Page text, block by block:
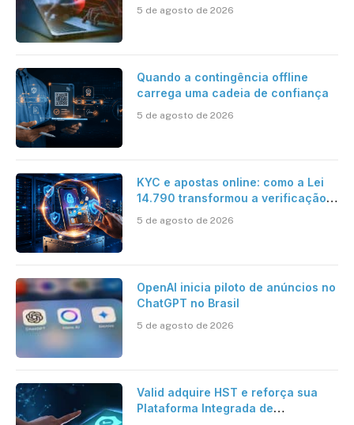
desafios impostos pela Inteligência
5 de agosto de 2026
Quando a contingência offline
carrega uma cadeia de confiança
5 de agosto de 2026
KYC e apostas online: como a Lei
14.790 transformou a verificação
brasileiro
5 de agosto de 2026
OpenAI inicia piloto de anúncios no
ChatGPT no Brasil
5 de agosto de 2026
Valid adquire HST e reforça sua
Plataforma Integrada de